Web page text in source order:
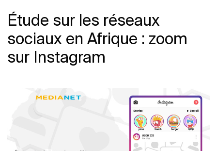
Étude sur les réseaux
sociaux en Afrique : zoom
sur Instagram